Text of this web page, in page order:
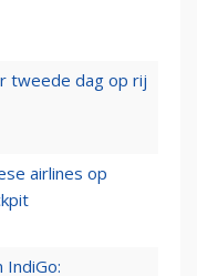
tweede dag op rij
airlines op
IndiGo: